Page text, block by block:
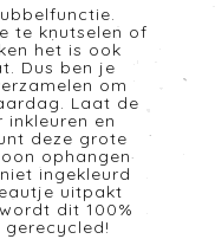
te knutselen of
het is ook
Dus ben je
om
Laat de
en
deze grote
ophangen
ingekleurd
uitpakt
dit 100%